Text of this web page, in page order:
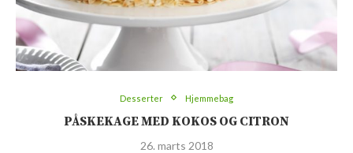
Desserter Hjemmebag
PÅSKEKAGE MED KOKOS OG CITRON
26. marts 2018